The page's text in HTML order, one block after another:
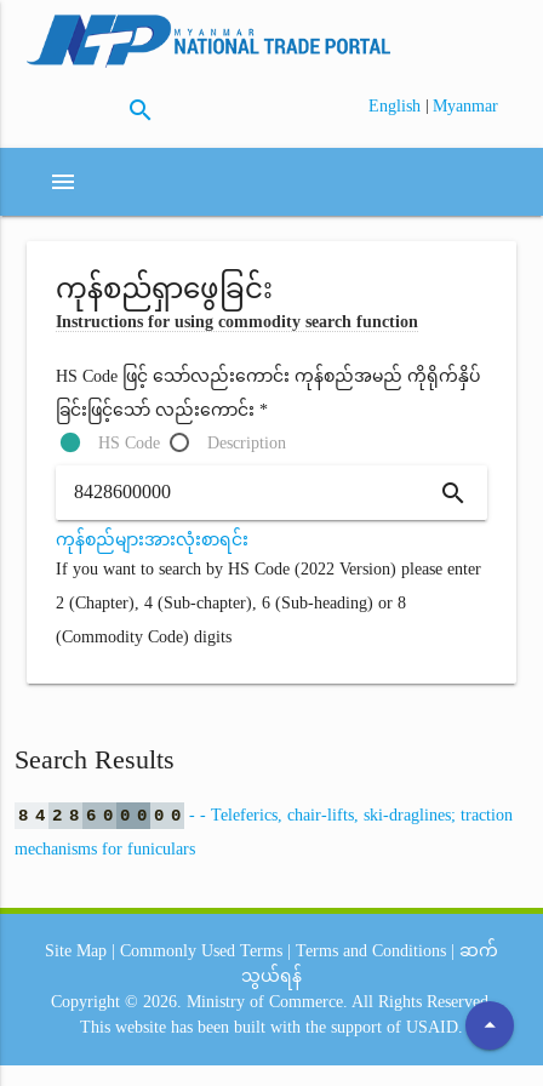
search English | Myanmar
menu
ကုန်စည်ရှာဖွေခြင်း
Instructions for using commodity search function
HS Code ဖြင့် သော်လည်းကောင်း ကုန်စည်အမည် ကိုရိုက်နှိပ်
ခြင်းဖြင့်သော် လည်းကောင်း *
HS Code
Description
search
ကုန်စည်များအားလုံးစာရင်း
If you want to search by HS Code (2022 Version) please enter
2 (Chapter), 4 (Sub-chapter), 6 (Sub-heading) or 8
(Commodity Code) digits
Search Results
8 4 2 8 6 0 0 0 0 0 - - Teleferics, chair-lifts, ski-draglines; traction
mechanisms for funiculars
arrow_drop_up
Site Map Commonly Used Terms Terms and Conditions
ဆက်
သွယ်ရန်
Copyright © 2026. Ministry of Commerce. All Rights Reserved.
This website has been built with the support of USAID.